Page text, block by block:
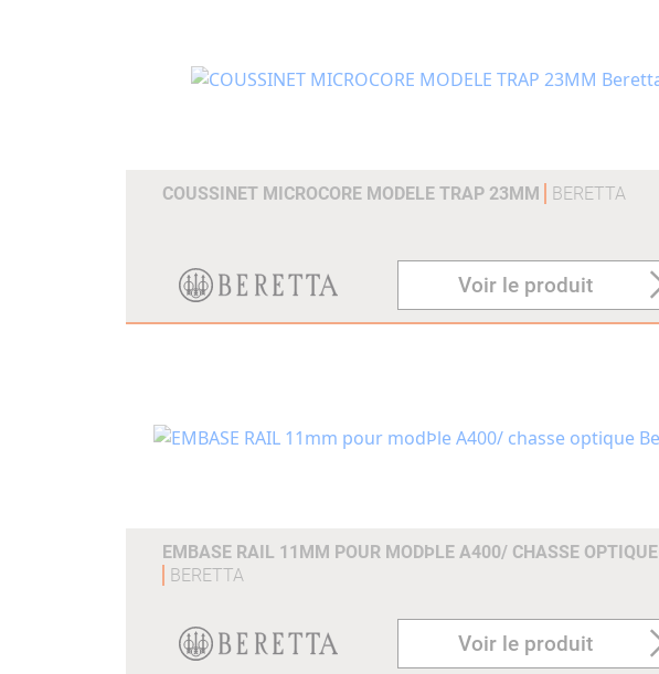
COUSSINET MICROCORE MODELE TRAP 23MM BERETTA
Voir le produit
EMBASE RAIL 11MM POUR MODÞLE A400/ CHASSE OPTIQUE
BERETTA
Voir le produit